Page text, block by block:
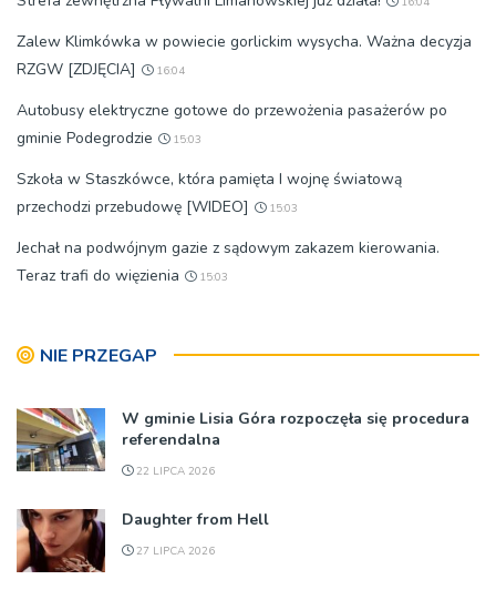
Zalew Klimkówka w powiecie gorlickim wysycha. Ważna decyzja
RZGW [ZDJĘCIA]
16:04
Autobusy elektryczne gotowe do przewożenia pasażerów po
gminie Podegrodzie
15:03
Szkoła w Staszkówce, która pamięta I wojnę światową
przechodzi przebudowę [WIDEO]
15:03
Jechał na podwójnym gazie z sądowym zakazem kierowania.
Teraz trafi do więzienia
15:03
NIE PRZEGAP
W gminie Lisia Góra rozpoczęła się procedura
referendalna
22 LIPCA 2026
Daughter from Hell
27 LIPCA 2026